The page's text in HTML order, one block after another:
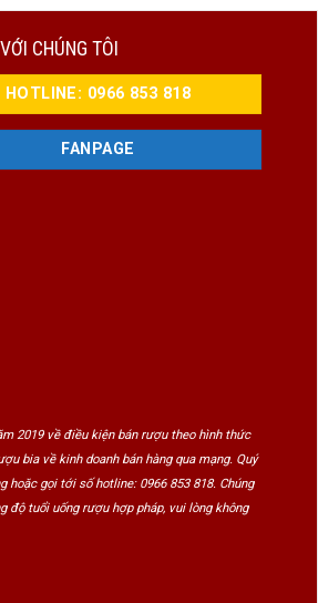
CHÚNG TÔI
HOTLINE: 0966 853 818
FANPAGE
2019 về điều kiện bán rượu theo hình thức
bia về kinh doanh bán hàng qua mạng. Quý
gọi tới số hotline: 0966 853 818. Chúng
độ tuổi uống rượu hợp pháp, vui lòng không